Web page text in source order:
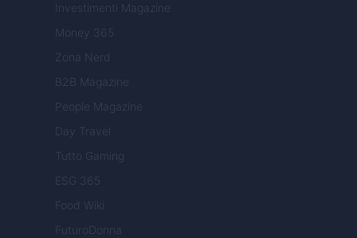
Investimenti Magazine
Money 365
Zona Nerd
B2B Magazine
People Magazine
Day Travel
Tutto Gaming
ESG 365
Food Wiki
FuturoDonna